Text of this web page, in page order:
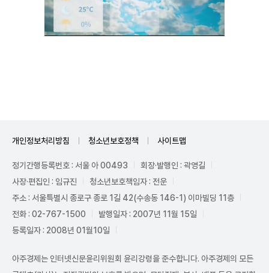
개인정보처리방침 청소년보호정책 사이트맵
정기간행등록번호 : 서울 아 00493
회장·발행인 : 곽영길
사장·편집인 : 임규진
청소년보호책임자 : 전운
주소 : 서울특별시 종로구 종로 1길 42(수송동 146-1) 이마빌딩 11층
전화 : 02-767-1500
발행일자 : 2007년 11월 15일
등록일자 : 2008년 01월10일
아주경제는 인터넷신문윤리위원회 윤리강령을 준수합니다. 아주경제의 모든